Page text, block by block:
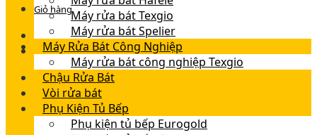
Giỏ hàngMáy rửa bát Texgio
Máy rửa bát Spelier
Máy Rửa Bát Công Nghiệp
Máy rửa bát công nghiệp Texgio
Chậu Rửa Bát
Vòi rửa bát
Phụ Kiện Tủ Bếp
Phụ kiện tủ bếp Eurogold